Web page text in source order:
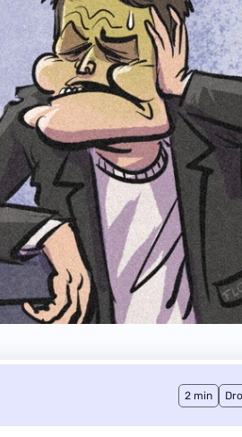
2 min